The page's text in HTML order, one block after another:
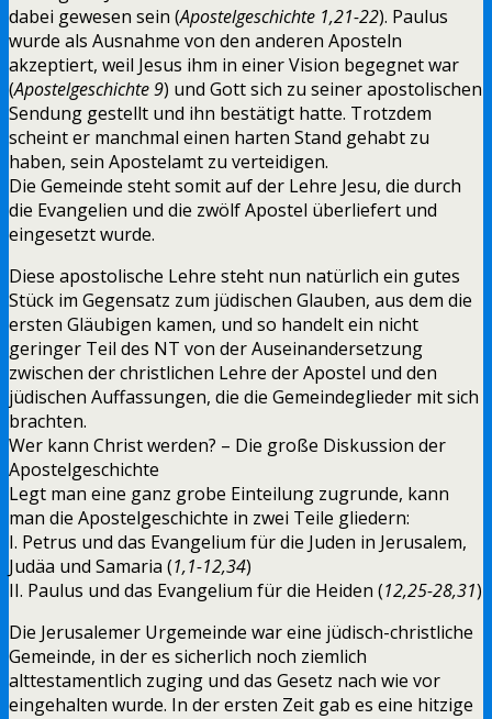
dabei gewesen sein (Apostelgeschichte 1,21-22). Paulus
wurde als Ausnahme von den anderen Aposteln
akzeptiert, weil Jesus ihm in einer Vision begegnet war
(Apostelgeschichte 9) und Gott sich zu seiner apostolischen
Sendung gestellt und ihn bestätigt hatte. Trotzdem
scheint er manchmal einen harten Stand gehabt zu
haben, sein Apostelamt zu verteidigen.
Die Gemeinde steht somit auf der Lehre Jesu, die durch
die Evangelien und die zwölf Apostel überliefert und
eingesetzt wurde.
Diese apostolische Lehre steht nun natürlich ein gutes
Stück im Gegensatz zum jüdischen Glauben, aus dem die
ersten Gläubigen kamen, und so handelt ein nicht
geringer Teil des NT von der Auseinandersetzung
zwischen der christlichen Lehre der Apostel und den
jüdischen Auffassungen, die die Gemeindeglieder mit sich
brachten.
Wer kann Christ werden? – Die große Diskussion der
Apostelgeschichte
Legt man eine ganz grobe Einteilung zugrunde, kann
man die Apostelgeschichte in zwei Teile gliedern:
I. Petrus und das Evangelium für die Juden in Jerusalem,
Judäa und Samaria (1,1-12,34)
II. Paulus und das Evangelium für die Heiden (12,25-28,31)
Die Jerusalemer Urgemeinde war eine jüdisch-christliche
Gemeinde, in der es sicherlich noch ziemlich
alttestamentlich zuging und das Gesetz nach wie vor
eingehalten wurde. In der ersten Zeit gab es eine hitzige